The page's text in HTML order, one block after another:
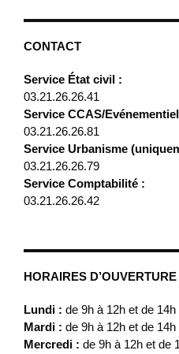
CONTACT
Service État civil :
03.21.26.26.41
Service CCAS/
03.21.26.26.81
Service Urbanisme
03.21.26.26.79
Service Comptabilité :
03.21.26.26.42
HORAIRES D’OUVERTURE
Lundi : de 9h à 12h et de 14h
Mardi : de 9h à 12h et de 14h
Mercredi : de 9h à 12h et de